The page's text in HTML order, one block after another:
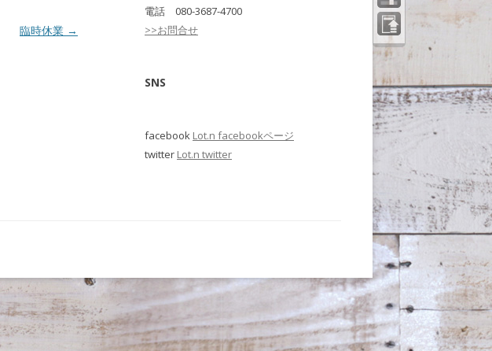
臨時休業 →
電話 080-3687-4700
>>お問合せ
SNS
facebook Lot.n facebookページ
twitter Lot.n twitter
ペー
ジの
先頭
へ